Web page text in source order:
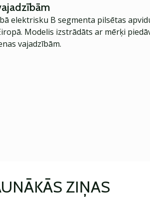
elektrisku B segmenta pilsētas
Modelis izstrādāts ar mērķi
vajadzībām.
ZIŅAS